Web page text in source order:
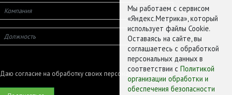
Даю согласие на обработку своих персональных данных
Мы работаем с сервисом
«Яндекс.Метрика», который
использует файлы Cookie.
Оставаясь на сайте, вы
соглашаетесь с обработкой
персональных данных в
соответствии с Политикой
организации обработки и
обеспечения безопасности